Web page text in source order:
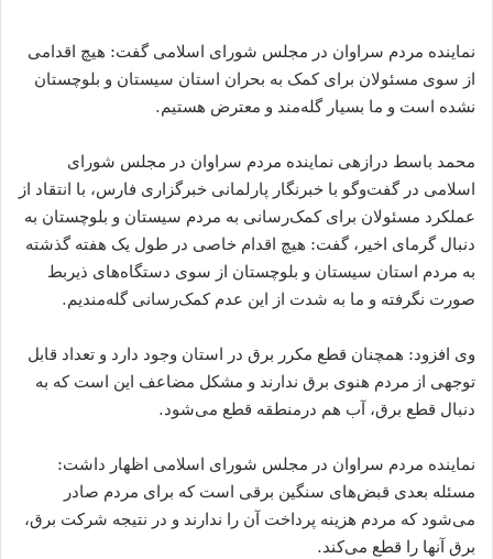
نماینده مردم سراوان در مجلس شورای اسلامی گفت: هیچ اقدامی
از سوی مسئولان برای کمک به بحران استان سیستان و بلوچستان
نشده است و ما بسیار گله‌مند و معترض هستیم.
محمد باسط درازهی نماینده مردم سراوان در مجلس شورای
اسلامی در گفت‌وگو با خبرنگار پارلمانی خبرگزاری فارس، با انتقاد از
عملکرد مسئولان برای کمک‌رسانی به مردم سیستان و بلوچستان به
دنبال گرمای اخیر، گفت: هیچ اقدام خاصی در طول یک هفته گذشته
به مردم استان سیستان و بلوچستان از سوی دستگاه‌های ذیربط
صورت نگرفته و ما به شدت از این عدم کمک‌رسانی گله‌مندیم.
وی افزود: همچنان قطع مکرر برق در استان وجود دارد و تعداد قابل
توجهی از مردم هنوی برق ندارند و مشکل مضاعف این است که به
دنبال قطع برق، آب هم درمنطقه قطع می‌شود.
نماینده مردم سراوان در مجلس شورای اسلامی اظهار داشت:
مسئله بعدی قبض‌های سنگین برقی است که برای مردم صادر
می‌شود که مردم هزینه پرداخت آن را ندارند و در نتیجه شرکت برق،
برق آنها را قطع می‌کند.